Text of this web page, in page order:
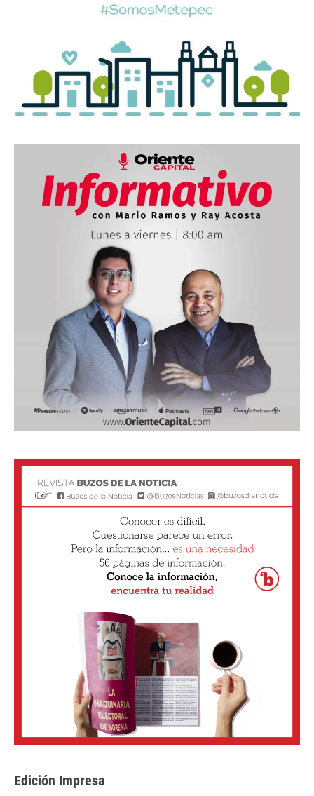
Edición Impresa